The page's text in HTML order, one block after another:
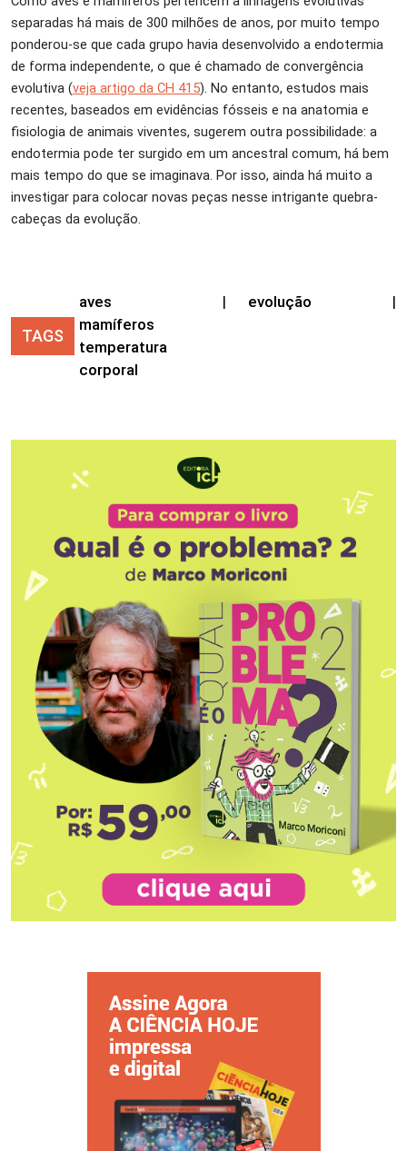
separadas há mais de 300 milhões de anos, por muito tempo
ponderou-se que cada grupo havia desenvolvido a endotermia
de forma independente, o que é chamado de convergência
evolutiva (veja artigo da CH 415). No entanto, estudos mais
recentes, baseados em evidências fósseis e na anatomia e
fisiologia de animais viventes, sugerem outra possibilidade: a
endotermia pode ter surgido em um ancestral comum, há bem
mais tempo do que se imaginava. Por isso, ainda há muito a
investigar para colocar novas peças nesse intrigante quebra-
cabeças da evolução.
TAGS
aves | evolução
|
mamíferos
temperatura
corporal